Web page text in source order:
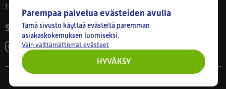
Huom! Myymälän poikkeusaukiolot: 27.7.-21.8. klo 8-16
Seuraa meitä
Parempaa palvelua evästeiden avulla
Tämä sivusto käyttää evästeitä paremman
asiakaskokemuksen luomiseksi.
Vain välttämättömät evästeet
HYVÄKSY